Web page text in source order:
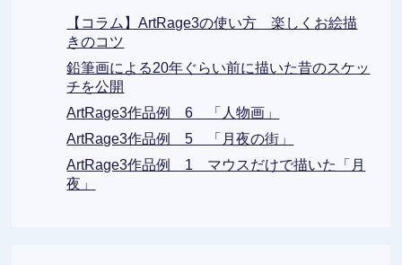
【コラム】ArtRage3の使い方 楽しくお絵描
きのコツ
鉛筆画による20年ぐらい前に描いた昔のスケッ
チを公開
ArtRage3作品例 6 「人物画」
ArtRage3作品例 5 「月夜の街」
ArtRage3作品例 1 マウスだけで描いた「月
夜」